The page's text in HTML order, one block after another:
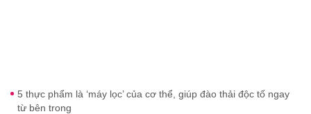
5 thực phẩm là ‘máy lọc’ của cơ thể, giúp đào thải độc tố ngay
từ bên trong